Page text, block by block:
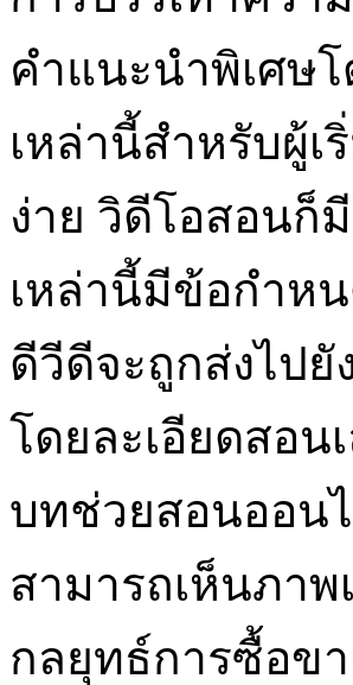
คำแนะนำพิเศษ
เหล่านี้สำหรับผู้เ
ง่าย วิดีโอสอนก็
เหล่านี้มีข้อกำห
ดีวีดีจะถูกส่งไป
โดยละเอียดสอน
บทช่วยสอนออน
สามารถเห็นภา
กลยุทธ์การซื้อข